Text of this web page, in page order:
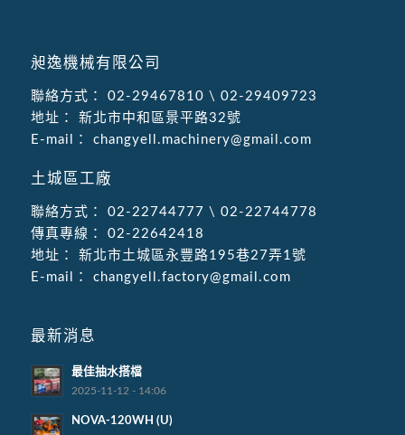
昶逸機械有限公司
聯絡方式： 02-29467810 \ 02-29409723
地址：
新北市中和區景平路32號
E-mail：
changyell.machinery@gmail.com
土城區工廠
聯絡方式： 02-22744777 \ 02-22744778
傳真專線：
02-22642418
地址：
新北市土城區永豐路195巷27弄1號
E-mail：
changyell.factory@gmail.com
最新消息
最佳抽水搭檔
2025-11-12 - 14:06
NOVA-120WH (U)